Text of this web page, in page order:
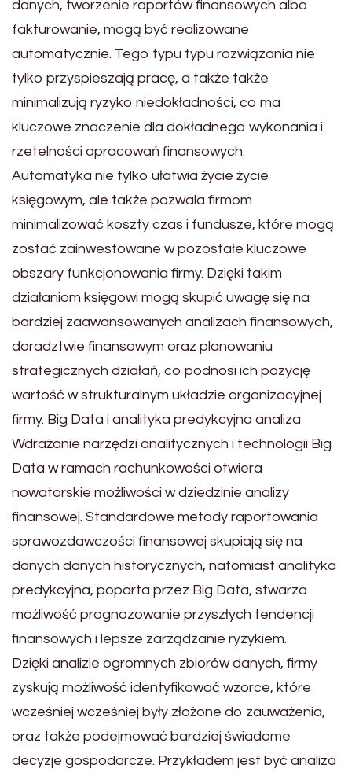
danych, tworzenie raportów finansowych albo
fakturowanie, mogą być realizowane
automatycznie. Tego typu typu rozwiązania nie
tylko przyspieszają pracę, a także także
minimalizują ryzyko niedokładności, co ma
kluczowe znaczenie dla dokładnego wykonania i
rzetelności opracowań finansowych.
Automatyka nie tylko ułatwia życie życie
księgowym, ale także pozwala firmom
minimalizować koszty czas i fundusze, które mogą
zostać zainwestowane w pozostałe kluczowe
obszary funkcjonowania firmy. Dzięki takim
działaniom księgowi mogą skupić uwagę się na
bardziej zaawansowanych analizach finansowych,
doradztwie finansowym oraz planowaniu
strategicznych działań, co podnosi ich pozycję
wartość w strukturalnym układzie organizacyjnej
firmy. Big Data i analityka predykcyjna analiza
Wdrażanie narzędzi analitycznych i technologii Big
Data w ramach rachunkowości otwiera
nowatorskie możliwości w dziedzinie analizy
finansowej. Standardowe metody raportowania
sprawozdawczości finansowej skupiają się na
danych danych historycznych, natomiast analityka
predykcyjna, poparta przez Big Data, stwarza
możliwość prognozowanie przyszłych tendencji
finansowych i lepsze zarządzanie ryzykiem.
Dzięki analizie ogromnych zbiorów danych, firmy
zyskują możliwość identyfikować wzorce, które
wcześniej wcześniej były złożone do zauważenia,
oraz także podejmować bardziej świadome
decyzje gospodarcze. Przykładem jest być analiza